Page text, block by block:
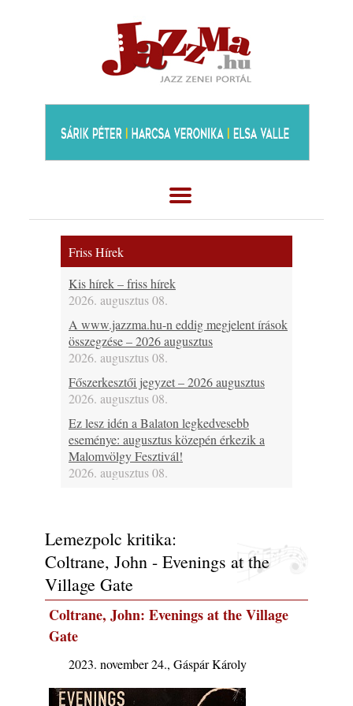
Friss Hírek
Kis hírek – friss hírek
2026. augusztus 08.
A www.jazzma.hu-n eddig megjelent írások
összegzése – 2026 augusztus
2026. augusztus 08.
Főszerkesztői jegyzet – 2026 augusztus
2026. augusztus 08.
Ez lesz idén a Balaton legkedvesebb
eseménye: augusztus közepén érkezik a
Malomvölgy Fesztivál!
2026. augusztus 08.
Dixieland Napok (Hajdúszoboszló – 2026.
augusztus 21-22-23.)
2026. augusztus 08.
Jazz-rock albumok 1986-ból - Shakatak
„Into the Blue”
2026. augusztus 08.
Fusio Group feat. Kertész Erika "New
Visions" lemezbemutató koncert
Jazz-rock albumok 1985-ből - Issei Noro
Lemezpolc kritika:
Coltrane, John - Evenings at the
Village Gate
Coltrane, John: Evenings at the Village
Gate
2023. november 24., Gáspár Károly